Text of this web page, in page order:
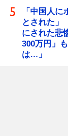
「中国人
とされた
にされた悲
300万円」
は…」